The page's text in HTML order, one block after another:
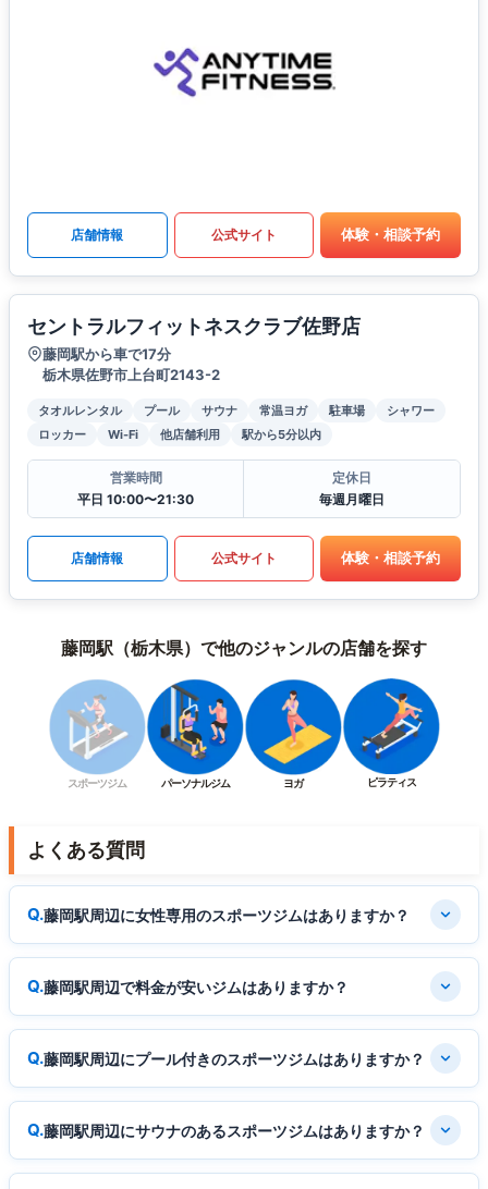
店舗情報 公式サイト 体験・相談予約
セントラルフィットネスクラブ佐野店
藤岡駅から車で17分
栃木県佐野市上台町2143-2
タオルレンタル プール サウナ 常温ヨガ 駐車場
シャワー
ロッカー
Wi-Fi 他店舗利用 駅から5分以内
営業時間
平日 10:00〜21:30
定休日
毎週月曜日
店舗情報 公式サイト 体験・相談予約
藤岡駅（栃木県）で他のジャンルの店舗を探す
スポーツジム パーソナルジム ヨガ ピラティス
よくある質問
藤岡駅周辺に女性専用のスポーツジムはありますか？
藤岡駅周辺で料金が安いジムはありますか？
藤岡駅周辺にプール付きのスポーツジムはありますか？
藤岡駅周辺にサウナのあるスポーツジムはありますか？